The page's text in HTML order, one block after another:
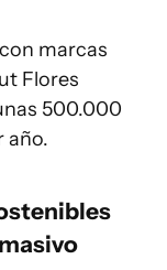
marcas
Flores
500.000
año.